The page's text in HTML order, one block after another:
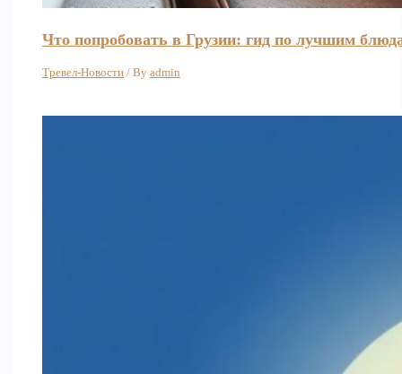
Что попробовать в Грузии: гид по лучшим
Тревел-Новости/ By admin